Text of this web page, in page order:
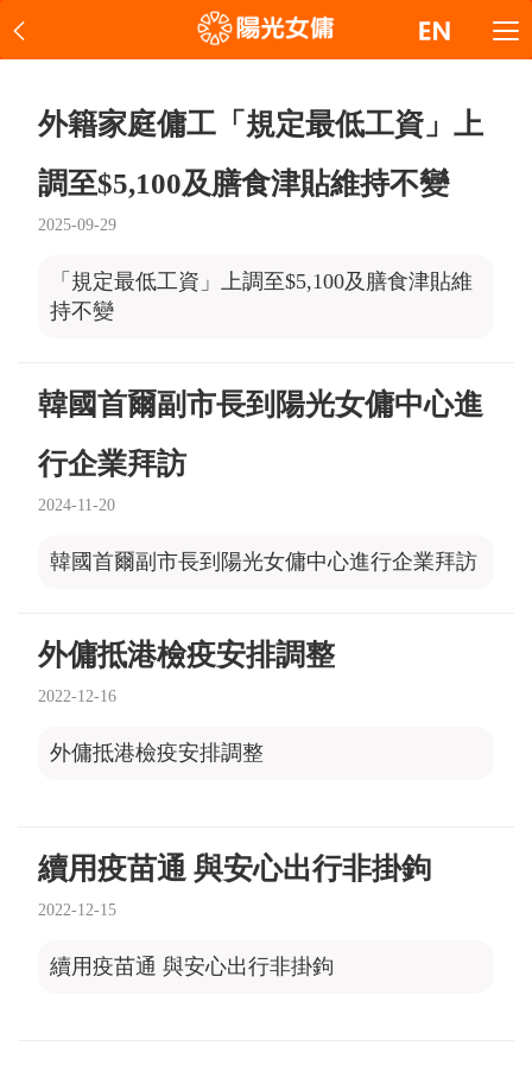
外籍家庭傭工「規定最低工資」上
調至$5,100及膳食津貼維持不變
2025-09-29
「規定最低工資」上調至$5,100及膳食津貼維
持不變
韓國首爾副市長到陽光女傭中心進
行企業拜訪
2024-11-20
韓國首爾副市長到陽光女傭中心進行企業拜訪
外傭抵港檢疫安排調整
2022-12-16
外傭抵港檢疫安排調整
續用疫苗通 與安心出行非掛鉤
2022-12-15
續用疫苗通 與安心出行非掛鉤